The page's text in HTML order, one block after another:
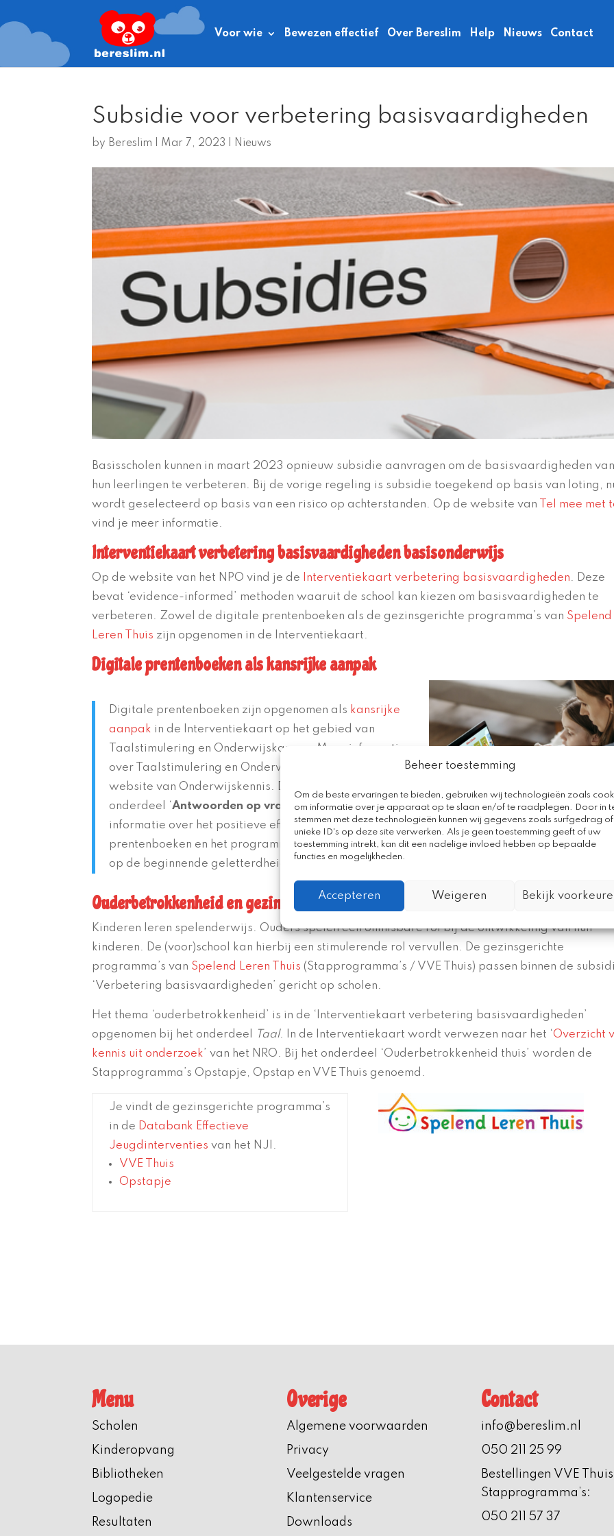
Beheer toestemming
Om de beste ervaringen te bieden, gebruiken wij technologieën zoals
om informatie over je apparaat op te slaan en/of te raadplegen. Door in
stemmen met deze technologieën kunnen wij gegevens zoals surfgedrag of
unieke ID's op deze site verwerken. Als je geen toestemming geeft of uw
toestemming intrekt, kan dit een nadelige invloed hebben op bepaalde
functies en mogelijkheden.
Accepteren Weigeren Bekijk
Voor wie Bewezen effectief Over Bereslim Help Nieuws Contact
Subsidie voor verbetering basisvaardigheden
by Bereslim Mar 7, 2023 Nieuws
Basisscholen kunnen in maart 2023 opnieuw subsidie aanvragen om de basisvaardigheden van
hun leerlingen te verbeteren. Bij de vorige regeling is subsidie toegekend op basis van loting,
wordt geselecteerd op basis van een risico op achterstanden. Op de website van
Tel mee met
vind je meer informatie.
Interventiekaart verbetering basisvaardigheden basisonderwijs
Op de website van het NPO vind je de Interventiekaart verbetering basisvaardigheden. Deze
bevat ‘evidence-informed’ methoden waaruit de school kan kiezen om basisvaardigheden te
verbeteren. Zowel de digitale prentenboeken als de gezinsgerichte programma’s van Spelend
Leren Thuis zijn opgenomen in de Interventiekaart.
Digitale prentenboeken als kansrijke aanpak
Digitale prentenboeken zijn opgenomen als kansrijke
aanpak in de Interventiekaart op het gebied van
Taalstimulering en Onderwijskansen. Meer informatie
over Taalstimulering en Onderwijskansen vind je op de
website van Onderwijskennis. Daar vind je bij het
onderdeel ‘Antwoorden op vragen uit de praktijk ’
informatie over het positieve effect van geanimeerde
prentenboeken en het programma ‘Letters in Beweging ‘
op de beginnende geletterdheid en taalontwikkeling van risicoleerlingen in groep 1 en 2.
Ouderbetrokkenheid en gezinsgerichte programma’s
Kinderen leren spelenderwijs. Ouders spelen een onmisbare rol bij de ontwikkeling van hun
kinderen. De (voor)school kan hierbij een stimulerende rol vervullen. De gezinsgerichte
programma’s van Spelend Leren Thuis (Stapprogramma’s / VVE Thuis) passen binnen de
‘Verbetering basisvaardigheden’ gericht op scholen.
Het thema ‘ouderbetrokkenheid’ is in de ‘Interventiekaart verbetering basisvaardigheden’
opgenomen bij het onderdeel
Taal. In de Interventiekaart wordt verwezen naar het ‘Overzicht
kennis uit onderzoek’ van het NRO. Bij het onderdeel ‘Ouderbetrokkenheid thuis’ worden de
Stapprogramma’s Opstapje, Opstap en VVE Thuis genoemd.
Je vindt de gezinsgerichte programma’s
in de Databank Effectieve
Jeugdinterventies van het NJI.
VVE Thuis
Opstapje
Menu
Scholen
Kinderopvang
Bibliotheken
Logopedie
Resultaten
Overige
Algemene voorwaarden
Privacy
Veelgestelde vragen
Klantenservice
Downloads
Contact
info@bereslim.nl
050 211 25 99
Bestellingen VVE
Stapprogramma’s:
050 211 57 37